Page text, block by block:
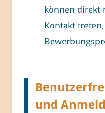
können direkt
Kontakt
und